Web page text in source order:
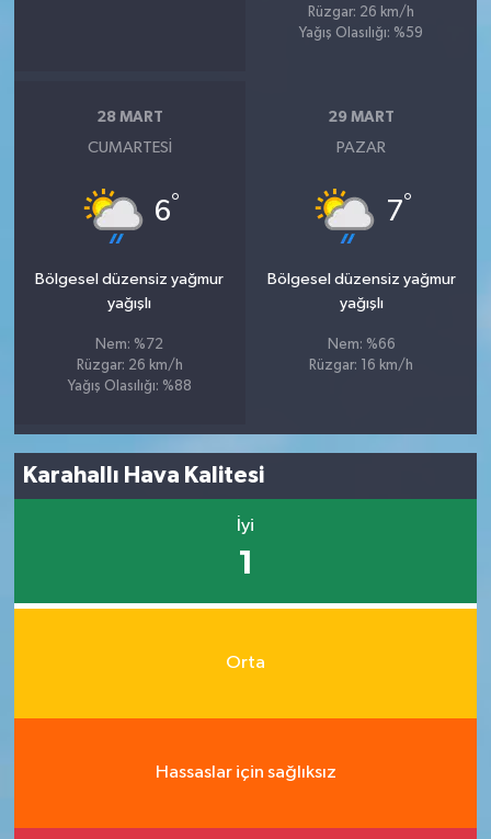
Rüzgar: 26 km/h
Yağış Olasılığı: %59
28 MART
CUMARTESI
6°
Bölgesel düzensiz yağmur
yağışlı
Nem: %72
Rüzgar: 26 km/h
Yağış Olasılığı: %88
29 MART
PAZAR
7°
Bölgesel düzensiz yağmur
yağışlı
Nem: %66
Rüzgar: 16 km/h
Karahallı Hava Kalitesi
İyi
1
Orta
Hassaslar için sağlıksız